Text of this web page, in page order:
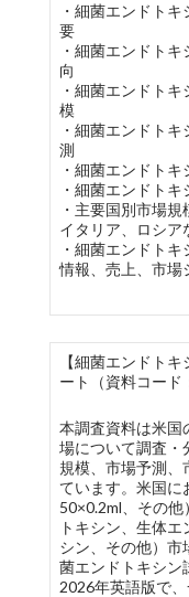
・細菌エンドト
要
・細菌エンドト
向
・細菌エンドト
模
・細菌エンドト
測
・細菌エンドト
・細菌エンドト
・主要国別市場
イタリア、ロシア
・細菌エンドト
情報、売上、市場
【細菌エンドト
ート（資料コード
本調査資料は米国
場について調査・
規模、市場予測、
ています。米国に
50×0.2ml、その
トキシン、生体
シン、その他）市
菌エンドトキシン
2026年英語版で